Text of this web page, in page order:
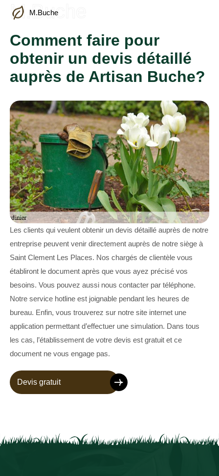
M.Buche
M.Buche
Comment faire pour
obtenir un devis détaillé
auprès de Artisan Buche?
Les clients qui veulent obtenir un devis détaillé auprès de notre
entreprise peuvent venir directement auprès de notre siège à
Saint Clement Les Places. Nos chargés de clientèle vous
établiront le document après que vous ayez précisé vos
besoins. Vous pouvez aussi nous contacter par téléphone.
Notre service hotline est joignable pendant les heures de
bureau. Enfin, vous trouverez sur notre site internet une
application permettant d’effectuer une simulation. Dans tous
les cas, l’établissement de votre devis est gratuit et ce
document ne vous engage pas.
Devis gratuit